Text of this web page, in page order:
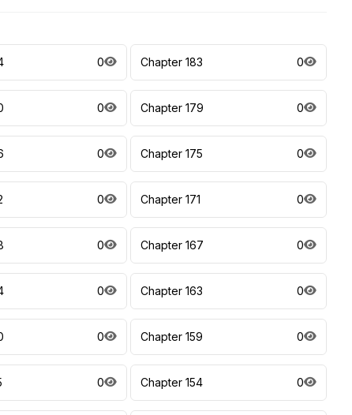
0 Chapter 183 0
0 Chapter 179 0
0 Chapter 175 0
0 Chapter 171 0
0 Chapter 167 0
0 Chapter 163 0
0 Chapter 159 0
0 Chapter 154 0